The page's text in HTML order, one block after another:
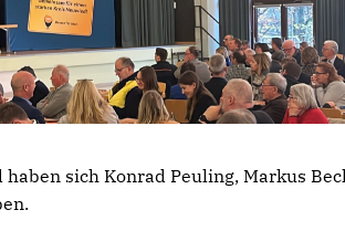
sich Konrad Peuling, Markus